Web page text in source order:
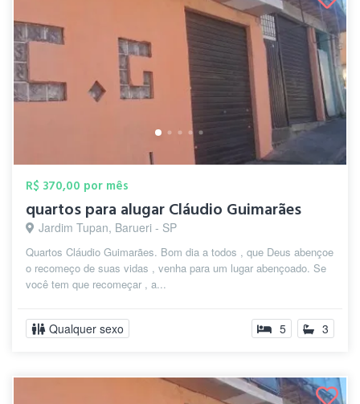
R$ 370,00 por mês
quartos para alugar Cláudio Guimarães
Jardim Tupan, Barueri - SP
Quartos Cláudio Guimarães. Bom dia a todos , que Deus abençoe
o recomeço de suas vidas , venha para um lugar abençoado. Se
você tem que recomeçar , a...
Qualquer sexo 5 3